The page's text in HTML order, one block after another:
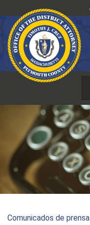
al
contenido
Comunicados de prensa